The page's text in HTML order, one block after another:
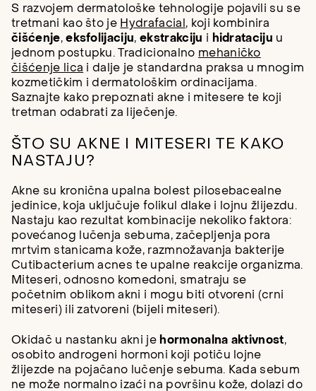
S razvojem dermatološke tehnologije pojavili su se
tretmani kao što je Hydrafacial, koji kombinira
čišćenje,eksfolijaciju,ekstrakciju i hidrataciju u
jednom postupku. Tradicionalno mehaničko
čišćenje lica i dalje je standardna praksa u mnogim
kozmetičkim i dermatološkim ordinacijama.
Saznajte kako prepoznati akne i mitesere te koji
tretman odabrati za liječenje.
ŠTO SU AKNE I MITESERI TE KAKO
NASTAJU?
Akne su kronična upalna bolest pilosebacealne
jedinice, koja uključuje folikul dlake i lojnu žlijezdu.
Nastaju kao rezultat kombinacije nekoliko faktora:
povećanog lučenja sebuma, začepljenja pora
mrtvim stanicama kože, razmnožavanja bakterije
Cutibacterium acnes te upalne reakcije organizma.
Miteseri, odnosno komedoni, smatraju se
početnim oblikom akni i mogu biti otvoreni (crni
miteseri) ili zatvoreni (bijeli miteseri).
Okidač u nastanku akni je hormonalna aktivnost,
osobito androgeni hormoni koji potiču lojne
žlijezde na pojačano lučenje sebuma. Kada sebum
ne može normalno izaći na površinu kože, dolazi do